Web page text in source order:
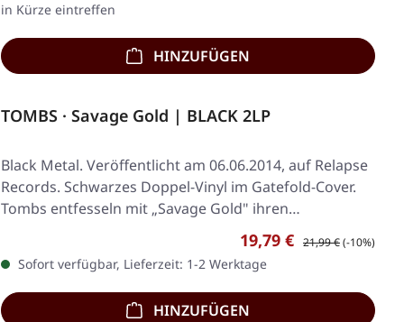
in Kürze eintreffen
HINZUFÜGEN
TOMBS · Savage Gold | BLACK 2LP
Black Metal. Veröffentlicht am 06.06.2014, auf Relapse
Records. Schwarzes Doppel-Vinyl im Gatefold-Cover.
Tombs entfesseln mit „Savage Gold" ihren…
Verkaufspreis:
19,79 € Regulärer Preis:
21,99 €(-10%)
Sofort verfügbar, Lieferzeit: 1-2 Werktage
HINZUFÜGEN